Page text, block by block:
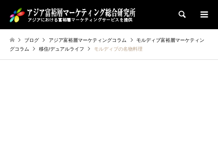
検索
ブログ アジア富裕層マーケティングコラム
モルディブ富裕層マーケティン
グコラム
移住/デュアルライフ モルディブの名物料理